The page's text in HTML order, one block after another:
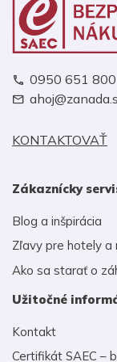
Užitočné
Kontakt
Certifikát SAEC –
Zákaznícky
Blog a inšpirácia
Zľavy pre hotely a
Ako sa starať o
0950 651 800
KONTAKTOVAŤ